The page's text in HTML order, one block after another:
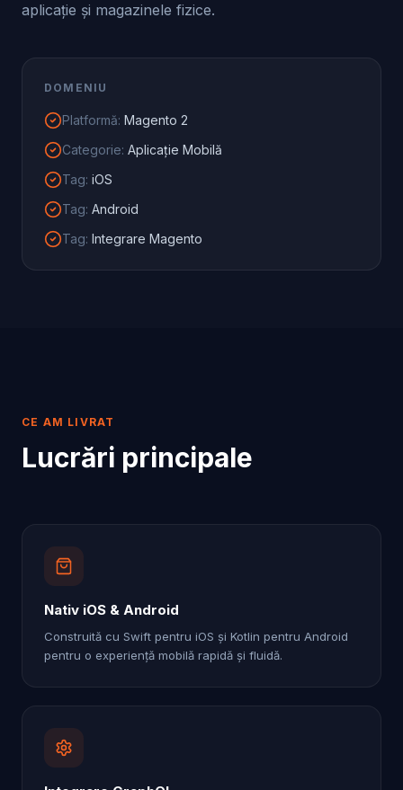
aplicație și magazinele fizice.
DOMENIU
Platformă: Magento 2
Categorie: Aplicație Mobilă
Tag: iOS
Tag: Android
Tag: Integrare Magento
CE AM LIVRAT
Lucrări principale
Nativ iOS & Android
Construită cu Swift pentru iOS și Kotlin pentru Android
pentru o experiență mobilă rapidă și fluidă.